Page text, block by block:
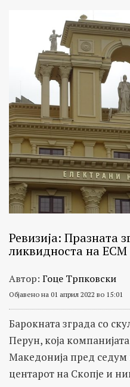
Ревизија: Празната
ликвидноста на ЕСМ
Автор: Гоце Трпковски
Објавено на 01 април 2022 во 15:01
Барокната зграда со
Перун, која
Македонија пред седум
центарот на Скопје и